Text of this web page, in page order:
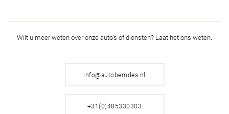
Wilt u meer weten over onze auto's of diensten? Laat het ons weten.
info@autoberndes.nl
+31(0)485330303